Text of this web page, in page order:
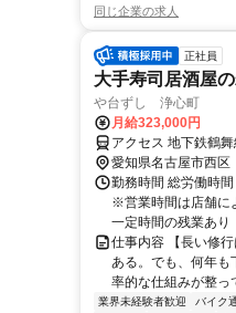
同じ企業の求人
正社員
大手寿司居酒屋
や台ずし 浄心町
月給323,000円
アクセス 地下鉄鶴
愛知県名古屋市西区
勤務時間 総労働時
※営業時間は店舗に
一定時間の残業あり
仕事内容 【長い修
ある。でも、何年も
率的な仕組みが整っ
業界未経験者歓迎 バイク